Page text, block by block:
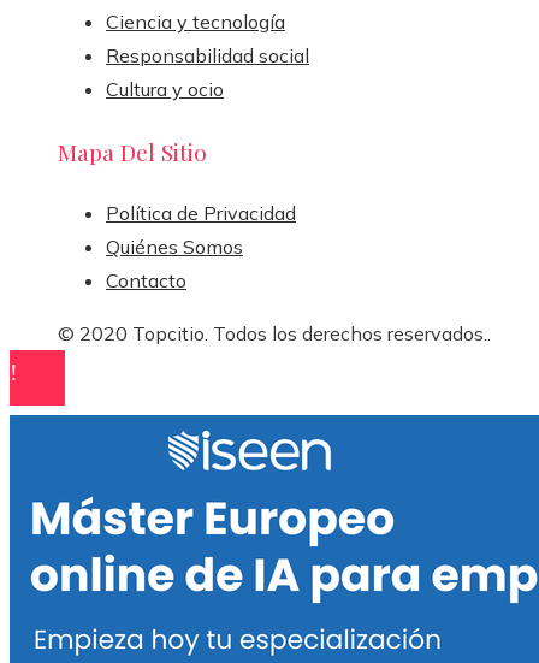
Ciencia y tecnología
Responsabilidad social
Cultura y ocio
Mapa Del Sitio
Política de Privacidad
Quiénes Somos
Contacto
© 2020 Topcitio. Todos los derechos reservados..